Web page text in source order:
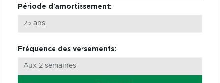
Période d'amortissement:
Fréquence des versements: